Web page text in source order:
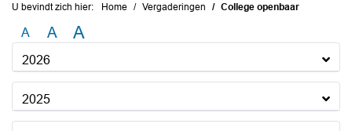
U bevindt zich hier: Home Vergaderingen College openbaar
A A A
2026
2025